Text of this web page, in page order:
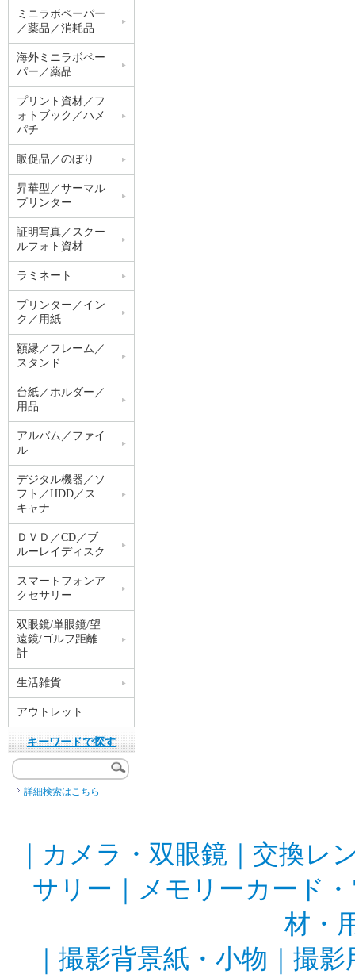
ミニラボペーパー
／薬品／消耗品
海外ミニラボペー
パー／薬品
プリント資材／フ
ォトブック／ハメ
パチ
販促品／のぼり
昇華型／サーマル
プリンター
証明写真／スクー
ルフォト資材
ラミネート
プリンター／イン
ク／用紙
額縁／フレーム／
スタンド
台紙／ホルダー／
用品
アルバム／ファイ
ル
デジタル機器／ソ
フト／HDD／ス
キャナ
ＤＶＤ／CD／ブ
ルーレイディスク
スマートフォンア
クセサリー
双眼鏡/単眼鏡/望
遠鏡/ゴルフ距離
計
生活雑貨
アウトレット
キーワードで探す
詳細検索はこちら
カメラ・双眼鏡
交換レ
サリー
メモリーカード
材・
撮影背景紙・小物
撮影